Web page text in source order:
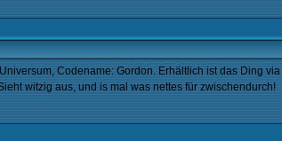
Codename: Gordon. Erhältlich ist das Ding via
witzig aus, und is mal was nettes für zwischendurch!